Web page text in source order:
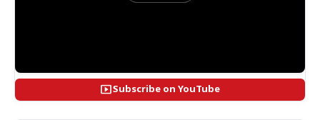
smart_displaySubscribe on YouTube